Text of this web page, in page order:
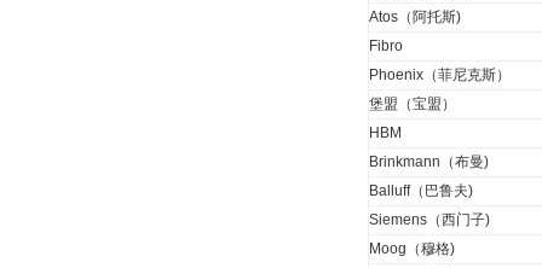
Atos（阿托斯)
Fibro
Phoenix（菲尼克斯）
堡盟（宝盟）
HBM
Brinkmann（布曼)
Balluff（巴鲁夫)
Siemens（西门子)
Moog（穆格)